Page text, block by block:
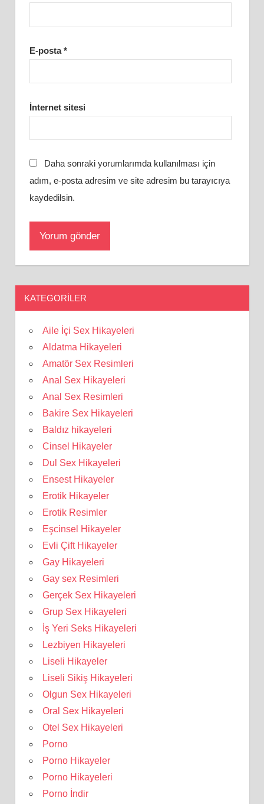
E-posta*
İnternet sitesi
Daha sonraki yorumlarımda kullanılması için
adım, e-posta adresim ve site adresim bu tarayıcıya
kaydedilsin.
KATEGORILER
Aile İçi Sex Hikayeleri
Aldatma Hikayeleri
Amatör Sex Resimleri
Anal Sex Hikayeleri
Anal Sex Resimleri
Bakire Sex Hikayeleri
Baldız hikayeleri
Cinsel Hikayeler
Dul Sex Hikayeleri
Ensest Hikayeler
Erotik Hikayeler
Erotik Resimler
Eşcinsel Hikayeler
Evli Çift Hikayeler
Gay Hikayeleri
Gay sex Resimleri
Gerçek Sex Hikayeleri
Grup Sex Hikayeleri
İş Yeri Seks Hikayeleri
Lezbiyen Hikayeleri
Liseli Hikayeler
Liseli Sikiş Hikayeleri
Olgun Sex Hikayeleri
Oral Sex Hikayeleri
Otel Sex Hikayeleri
Porno
Porno Hikayeler
Porno Hikayeleri
Porno İndir